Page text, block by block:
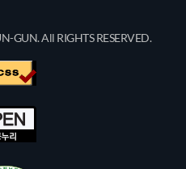
GUN. All RIGHTS RESERVED.